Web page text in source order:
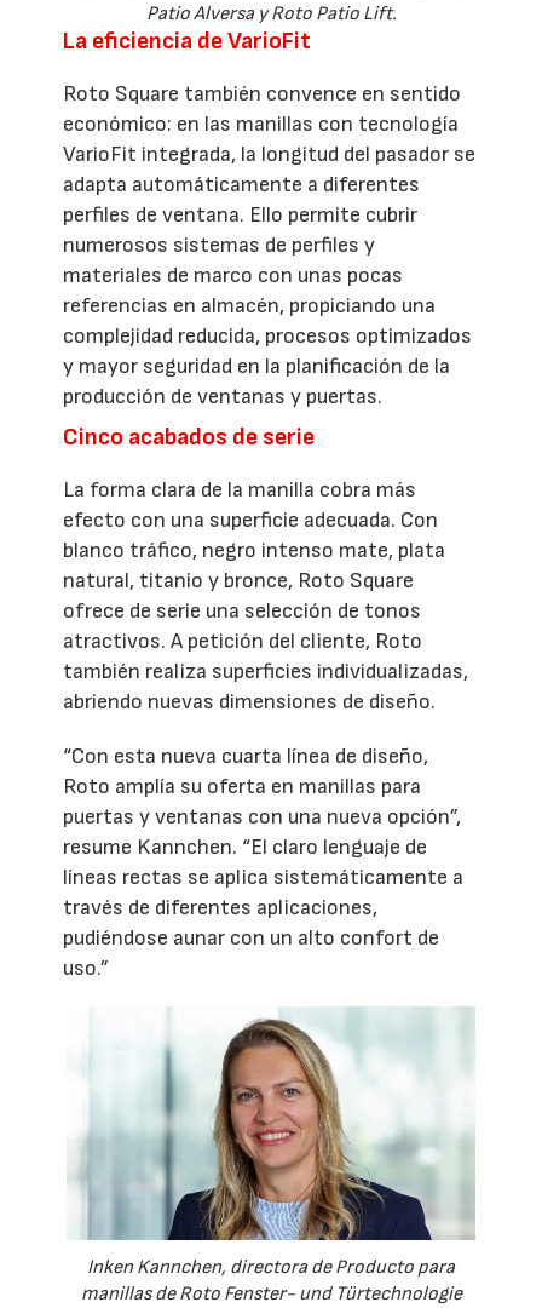
Patio Alversa y Roto Patio Lift.
La eficiencia de VarioFit
Roto Square también convence en sentido
económico: en las manillas con tecnología
VarioFit integrada, la longitud del pasador se
adapta automáticamente a diferentes
perfiles de ventana. Ello permite cubrir
numerosos sistemas de perfiles y
materiales de marco con unas pocas
referencias en almacén, propiciando una
complejidad reducida, procesos optimizados
y mayor seguridad en la planificación de la
producción de ventanas y puertas.
Cinco acabados de serie
La forma clara de la manilla cobra más
efecto con una superficie adecuada. Con
blanco tráfico, negro intenso mate, plata
natural, titanio y bronce, Roto Square
ofrece de serie una selección de tonos
atractivos. A petición del cliente, Roto
también realiza superficies individualizadas,
abriendo nuevas dimensiones de diseño.
“Con esta nueva cuarta línea de diseño,
Roto amplía su oferta en manillas para
puertas y ventanas con una nueva opción”,
resume Kannchen. “El claro lenguaje de
líneas rectas se aplica sistemáticamente a
través de diferentes aplicaciones,
pudiéndose aunar con un alto confort de
uso.”
Inken Kannchen, directora de Producto para
manillas de Roto Fenster- und Türtechnologie